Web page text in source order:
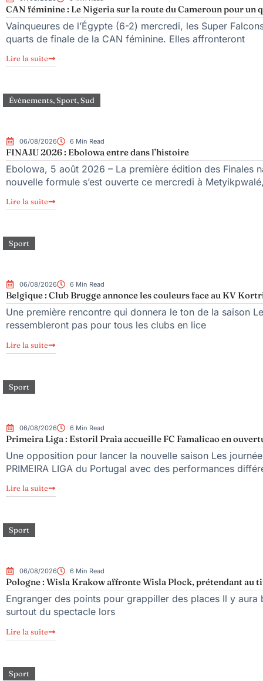
CAN féminine : Le Nigeria sur la route du Cameroun pour un
Vainqueures de l’Égypte (6-2) mercredi, les Super
quarts de finale de la CAN féminine. Elles affronteront
Lire la suite
Évènements,Sport,Sud
06/08/2026 6 Min Read
FINAJU 2026 : Ebolowa entre dans l’histoire
Ebolowa, 5 août 2026 – La première édition des Finales
nouvelle formule s’est ouverte ce mercredi à
Lire la suite
Sport
06/08/2026 6 Min Read
Belgique : Club Brugge annonce les couleurs face au KV
Une première rencontre qui donnera le ton de la saison
ressembleront pas pour tous les clubs en lice
Lire la suite
Sport
06/08/2026 6 Min Read
Primeira Liga : Estoril Praia accueille FC Famalicao en
Une opposition pour lancer la nouvelle saison Les
PRIMEIRA LIGA du Portugal avec des performances
Lire la suite
Sport
06/08/2026 6 Min Read
Pologne : Wisla Krakow affronte Wisla Plock, prétendant au
Engranger des points pour grappiller des places Il y
surtout du spectacle lors
Lire la suite
Sport